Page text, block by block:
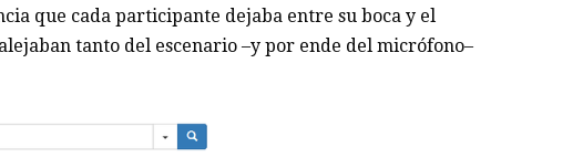
que cada participante dejaba entre su boca y el
tanto del escenario –y por ende del micrófono–